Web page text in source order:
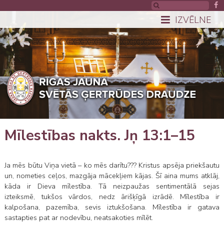
IZVĒLNE
Mīlestības nakts. Jņ 13:1–15
Ja mēs būtu Viņa vietā – ko mēs darītu??? Kristus apsēja priekšautu
un, nometies ceļos, mazgāja mācekļiem kājas. Šī aina mums atklāj,
kāda ir Dieva mīlestība. Tā neizpaužas sentimentālā sejas
izteiksmē, tukšos vārdos, nedz ārišķīgā izrādē. Mīlestība ir
kalpošana, pazemība, sevis iztukšošana. Mīlestība ir gatava
sastapties pat ar nodevību, neatsakoties mīlēt.